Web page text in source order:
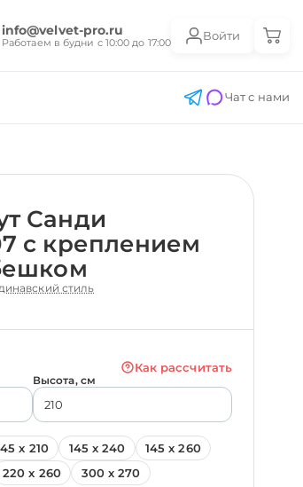
info@velvet-pro.ru
Работаем в будни с 10:00 до 17:00
Войти
Чат с нами
Санди
с креплением
стиль
Как рассчитать
Высота, см
х 210 145 х 240
145 х 260
220 х 260 300 х 270